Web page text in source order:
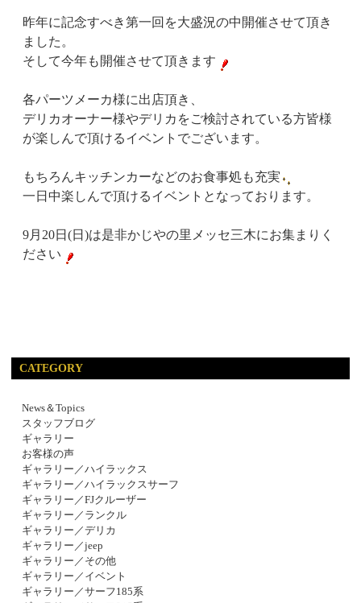
昨年に記念すべき第一回を大盛況の中開催させて頂き
ました。
そして今年も開催させて頂きます
各パーツメーカ様に出店頂き、
デリカオーナー様やデリカをご検討されている方皆様
が楽しんで頂けるイベントでございます。
もちろんキッチンカーなどのお食事処も充実
一日中楽しんで頂けるイベントとなっております。
9月20日(日)は是非かじやの里メッセ三木にお集まりく
ださい
CATEGORY
News＆Topics
スタッフブログ
ギャラリー
お客様の声
ギャラリー／ハイラックス
ギャラリー／ハイラックスサーフ
ギャラリー／FJクルーザー
ギャラリー／ランクル
ギャラリー／デリカ
ギャラリー／jeep
ギャラリー／その他
ギャラリー／イベント
ギャラリー／サーフ185系